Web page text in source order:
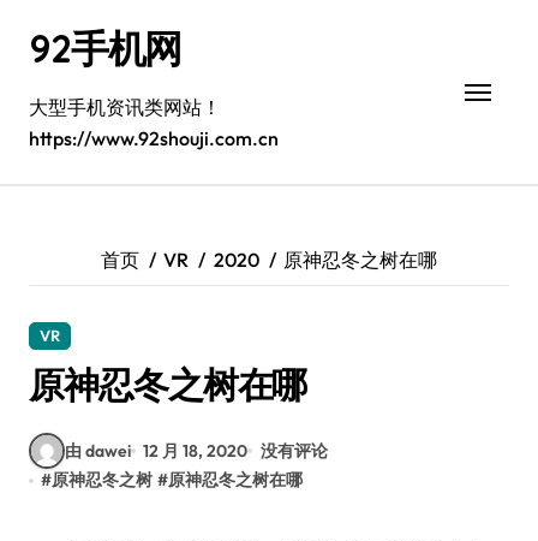
92手机网
大型手机资讯类网站！
https://www.92shouji.com.cn
首页 VR 2020 原神忍冬之树在哪
VR
原神忍冬之树在哪
由 dawei 12 月 18, 2020 没有评论
#原神忍冬之树 #原神忍冬之树在哪